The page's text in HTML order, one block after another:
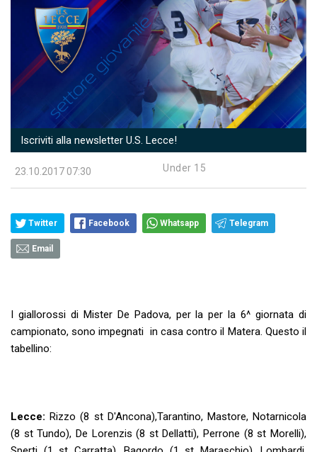
Iscriviti alla newsletter U.S. Lecce!
23.10.2017 07:30 Under 15
Twitter Facebook Whatsapp Telegram
Email
I giallorossi di Mister De Padova, per la per la 6^ giornata di
campionato, sono impegnati in casa contro il Matera. Questo il
tabellino:
Lecce:Rizzo (8 st D'Ancona),Tarantino, Mastore, Notarnicola
(8 st Tundo), De Lorenzis (8 st Dellatti), Perrone (8 st Morelli),